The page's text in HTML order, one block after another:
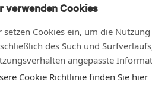
verwenden Cookies
setzen Cookies ein, um die
des Such und
angepasste
Cookie Richtlinie finden Sie hier